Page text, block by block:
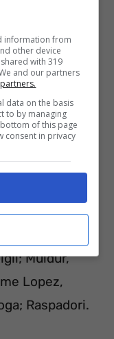
Muldur,
Lopez,
Raspadori.
information from
other device
with 319
and our partners
data on the basis
to by managing
of this page
consent in privacy